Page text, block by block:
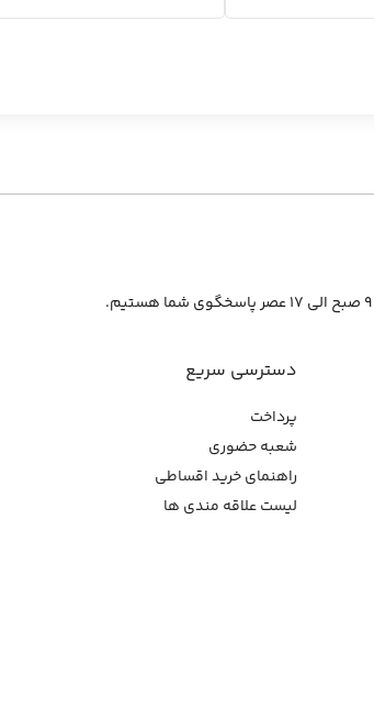
دسترسی سریع
پرداخت
شعبه حضوری
راهنمای خرید اقساطی
لیست علاقه مندی ها